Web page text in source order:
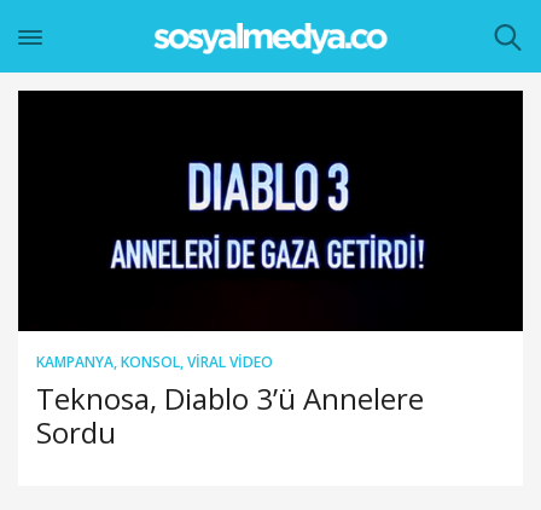
KAMPANYA,KONSOL,VIRAL VIDEO
Teknosa, Diablo 3’ü Annelere
Sordu